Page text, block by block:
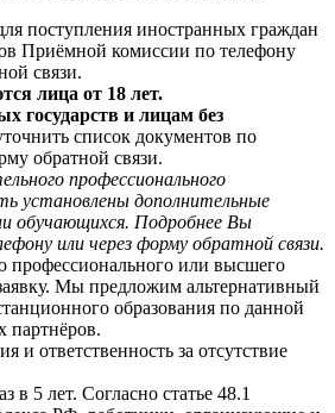
поступления иностранных граждан
Приёмной комиссии по телефону
связи.
лица от 18 лет.
государств и лицам без
список документов по
обратной связи.
профессионального
установлены дополнительные
обучающихся. Подробнее Вы
или через форму обратной связи.
профессионального или высшего
Мы предложим альтернативный
образования по данной
партнёров.
и ответственность за отсутствие
в 5 лет. Согласно статье 48.1